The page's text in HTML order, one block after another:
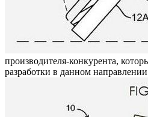
производителя-конкурента,
разработки в данном